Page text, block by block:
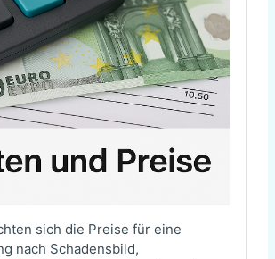
sich die Preise für eine
nach Schadensbild,